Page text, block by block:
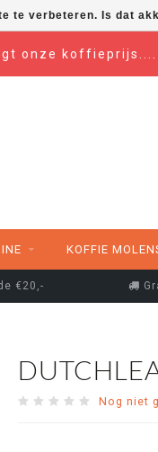
onze
KOFFIE
€20,-
Nog niet
te verbeteren. Is dat